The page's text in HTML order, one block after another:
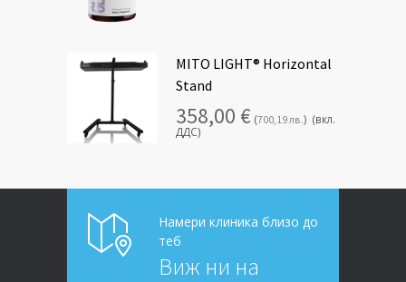
MITO LIGHT® Horizontal
Stand
358,00 € (700,19 лв.) (вкл.
ДДС)
Намери клиника близо до
теб
Виж ни на